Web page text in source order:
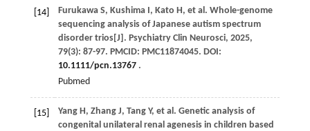
[14] Furukawa S, Kushima I, Kato H, et al . Whole-genome
sequencing analysis of Japanese autism spectrum
disorder trios[J]. Psychiatry Clin Neurosci, 2025,
79(3): 87-97. PMCID: PMC11874045. DOI:
10.1111/pcn.13767.
Pubmed
[15] Yang H, Zhang J, Tang Y, et al . Genetic analysis of
congenital unilateral renal agenesis in children based